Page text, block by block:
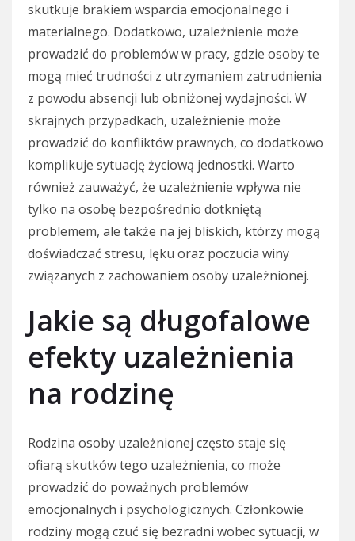
skutkuje brakiem wsparcia emocjonalnego i
materialnego. Dodatkowo, uzależnienie może
prowadzić do problemów w pracy, gdzie osoby te
mogą mieć trudności z utrzymaniem zatrudnienia
z powodu absencji lub obniżonej wydajności. W
skrajnych przypadkach, uzależnienie może
prowadzić do konfliktów prawnych, co dodatkowo
komplikuje sytuację życiową jednostki. Warto
również zauważyć, że uzależnienie wpływa nie
tylko na osobę bezpośrednio dotkniętą
problemem, ale także na jej bliskich, którzy mogą
doświadczać stresu, lęku oraz poczucia winy
związanych z zachowaniem osoby uzależnionej.
Jakie są długofalowe
efekty uzależnienia
na rodzinę
Rodzina osoby uzależnionej często staje się
ofiarą skutków tego uzależnienia, co może
prowadzić do poważnych problemów
emocjonalnych i psychologicznych. Członkowie
rodziny mogą czuć się bezradni wobec sytuacji, w